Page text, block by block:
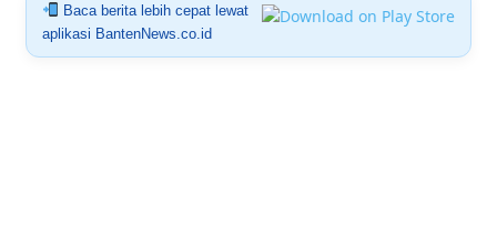
Baca berita lebih cepat lewat
aplikasi BantenNews.co.id